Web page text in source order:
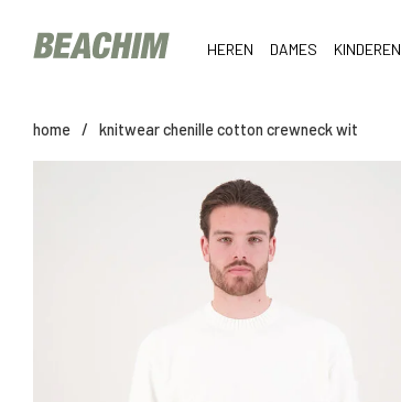
HEREN DAMES KINDEREN
home / knitwear chenille cotton crewneck wit